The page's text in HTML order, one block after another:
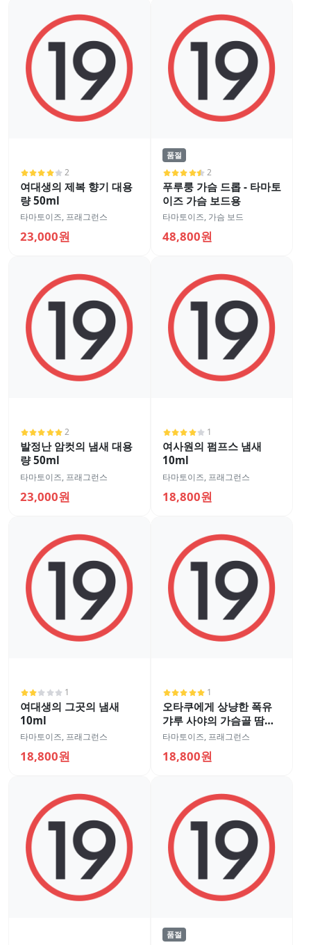
2
여대생의 제복 향기 대용
량 50ml
타마토이즈, 프래그런스
23,000원
품절
2
푸루룽 가슴 드롭 - 타마토
이즈 가슴 보드용
타마토이즈, 가슴 보드
48,800원
2
발정난 암컷의 냄새 대용
량 50ml
타마토이즈, 프래그런스
23,000원
1
여사원의 펌프스 냄새
10ml
타마토이즈, 프래그런스
18,800원
1
여대생의 그곳의 냄새
10ml
타마토이즈, 프래그런스
18,800원
1
오타쿠에게 상냥한 폭유
갸루 사야의 가슴골 땀냄
새 10ml
타마토이즈, 프래그런스
18,800원
품절